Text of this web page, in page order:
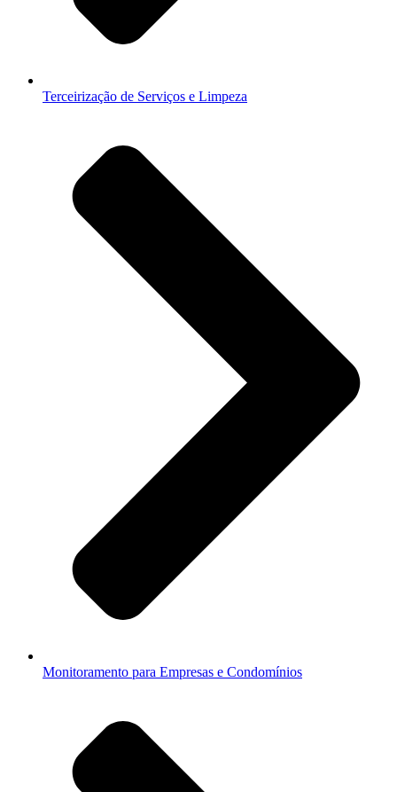
Terceirização de Serviços e Limpeza
Monitoramento para Empresas e Condomínios